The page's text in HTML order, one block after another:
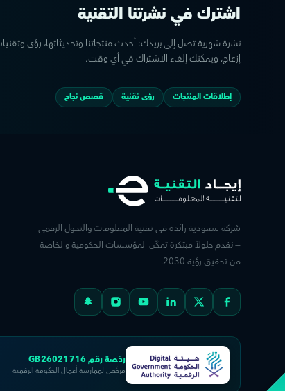
اشترك في نشرتنا التقنية
نشرة شهرية تصل إلى بريدك: أحدث منتجاتنا وتحديثاتها، رؤى
إزعاج، ويمكنك إلغاء الاشتراك في أي وقت.
إطلاقات المنتجات رؤى تقنية قصص نجاح
شركة سعودية رائدة في تقنية المعلومات والتحول الرقمي
— نقدم حلولاً مبتكرة تمكّن المؤسسات الحكومية والخاصة
من تحقيق رؤية 2030.
رخصة رقم GB26021716
مرخّص لممارسة أعمال الحكومة الرقمية